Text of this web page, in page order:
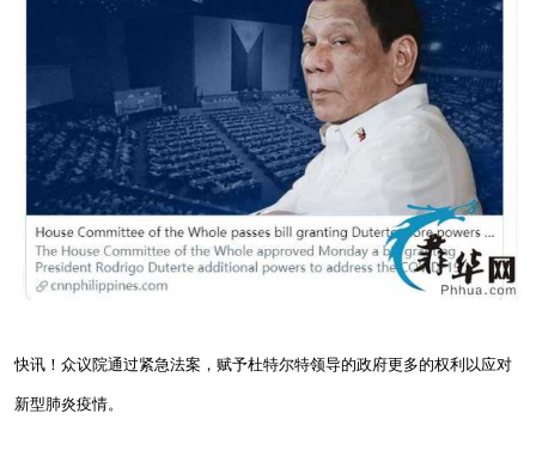
快讯！众议院通过紧急法案，赋予杜特尔特领导的政府更多的权利以应对
新型肺炎疫情。